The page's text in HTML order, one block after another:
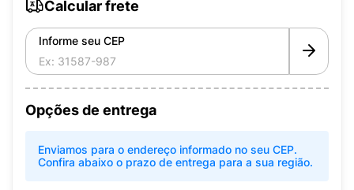
Calcular frete
Informe seu CEP
Opções de entrega
Enviamos para o endereço informado no seu CEP.
Confira abaixo o prazo de entrega para a sua região.